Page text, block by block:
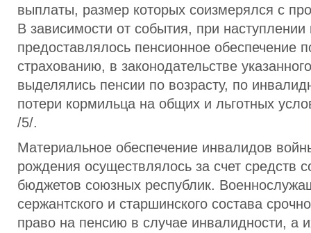
выплаты, размер которых соизмерялся с
В зависимости от события, при наступлении
предоставлялось пенсионное обеспечение
страхованию, в законодательстве
выделялись пенсии по возрасту, по
потери кормильца на общих и льготных
/5/.
Материальное обеспечение инвалидов
рождения осуществлялось за счет средств
бюджетов союзных республик.
сержантского и старшинского состава
право на пенсию в случае инвалидности, а